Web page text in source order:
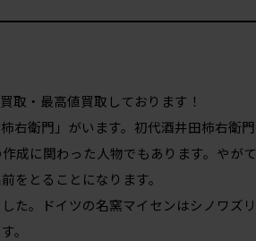
取・最高値買取しております！
右衛門」がいます。初代酒井田柿右衛門
成に関わった人物でもあります。やがて
をとることになります。
た。ドイツの名窯マイセンはシノワズリ
。